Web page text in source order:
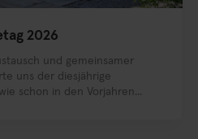
2026
und gemeinsamer
uns der diesjährige
schon in den Vorjahren...